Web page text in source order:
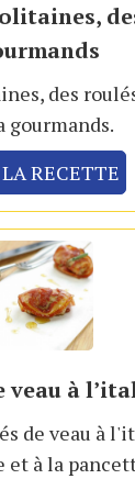
des
gourmands.
RECETTE
à
de veau à
et à la